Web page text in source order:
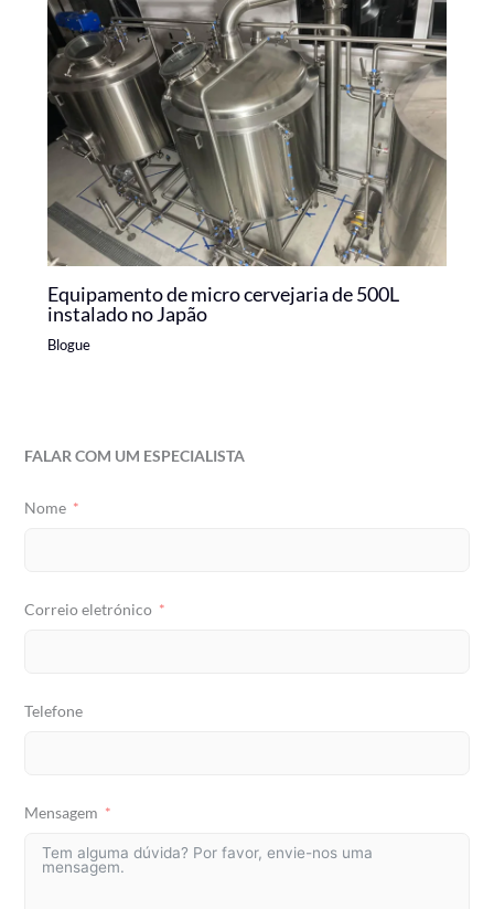
Equipamento de micro cervejaria de 500L
instalado no Japão
Blogue
FALAR COM UM ESPECIALISTA
Nome
Correio eletrónico
Telefone
Mensagem